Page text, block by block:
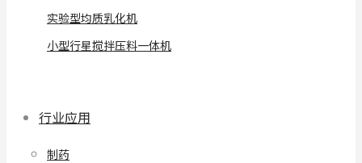
实验型均质乳化机
小型行星搅拌压料一体机
行业应用
制药